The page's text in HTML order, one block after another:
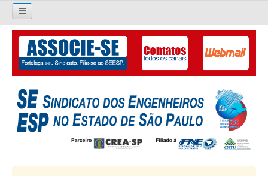
Pesquisar...
O SINDICATO
APRESENTAÇÃO
PALAVRA DO PRESIDENTE
DIRETORIA